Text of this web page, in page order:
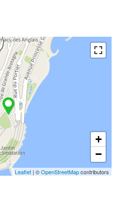
+
−
Leaflet | ©OpenStreetMapcontributors